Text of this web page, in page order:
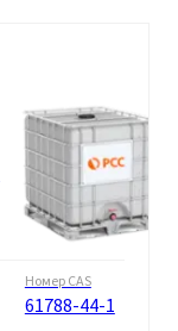
Номер CAS
61788-44-1